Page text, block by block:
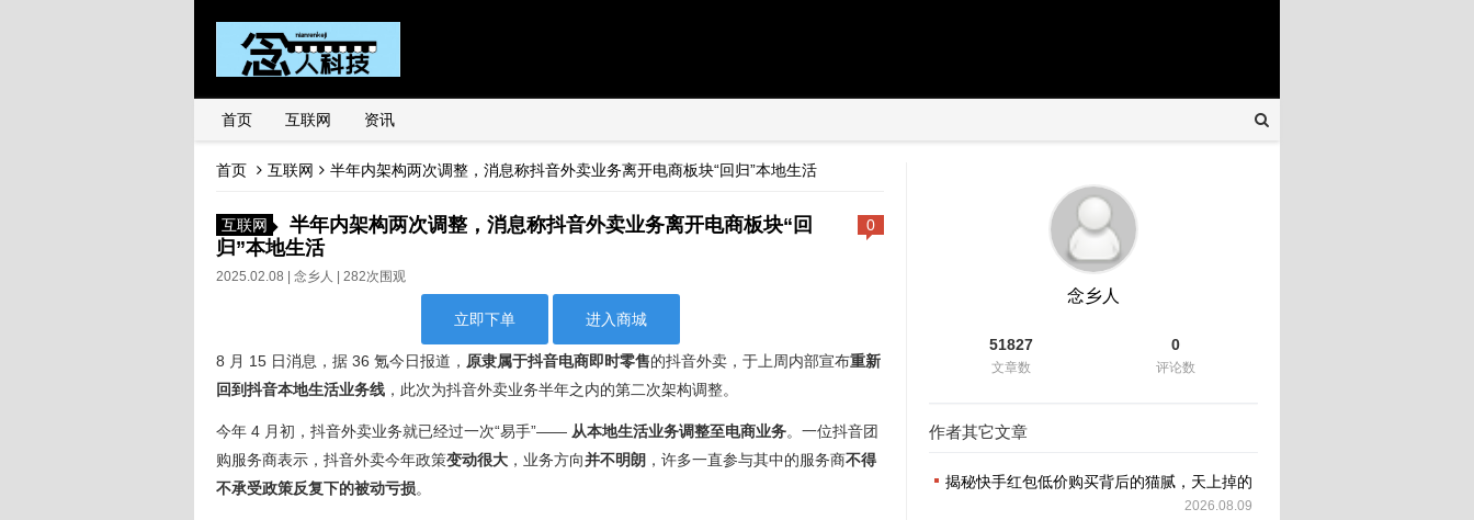
首页 互联网 资讯
首页 互联网 半年内架构两次调整，消息称抖音外卖业务离开电商板块“回归”本地生活
互联网 0
半年内架构两次调整，消息称抖音外卖业务离开电商板块“回
归”本地生活
2025.02.08 | 念乡人 | 282次围观
立即下单 进入商城
8 月 15 日消息，据 36 氪今日报道， 原隶属于抖音电商即时零售的抖音外卖，于上周内部宣布重新
回到抖音本地生活业务线 ，此次为抖音外卖业务半年之内的第二次架构调整。
今年 4 月初，抖音外卖业务就已经过一次“易手”—— 从本地生活业务调整至电商业务。一位抖音团
购服务商表示，抖音外卖今年政策变动很大 ，业务方向并不明朗 ，许多一直参与其中的服务商不得
不承受政策反复下的被动亏损。
念乡人
51827
文章数
0
评论数
作者其它文章
揭秘快手红包低价购买背后的猫腻，天上掉的到底是馅饼还是陷阱？
2026.08.09